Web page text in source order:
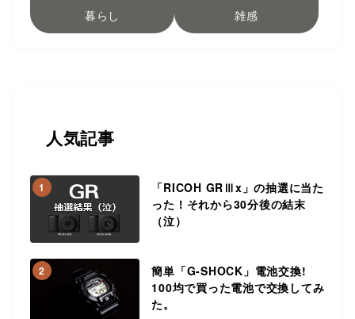
暮らし 雑感
人気記事
1
「RICOH GRⅢx」の抽選に当た
った！それから30分後の結末
（泣）
2
簡単「G-SHOCK」電池交換!
100均で買った電池で交換してみ
た。